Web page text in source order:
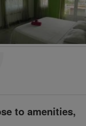
to amenities,